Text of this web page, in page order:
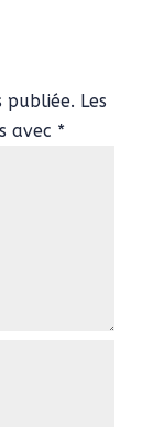
publiée. Les
avec *